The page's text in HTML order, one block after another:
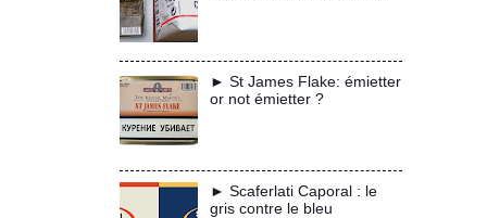
► St James Flake: émietter
or not émietter ?
► Scaferlati Caporal : le
gris contre le bleu